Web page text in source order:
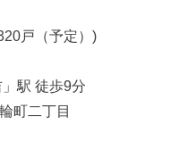
戸（予定）)
駅 徒歩9分
町二丁目